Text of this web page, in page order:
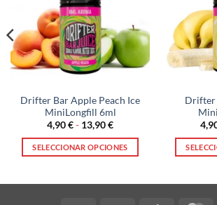
Drifter Bar Apple Peach Ice
MiniLongfill 6ml
4,90€- 13,90€Rango
precios:
desde
SELECCIONAR OPCIONES
Drifter